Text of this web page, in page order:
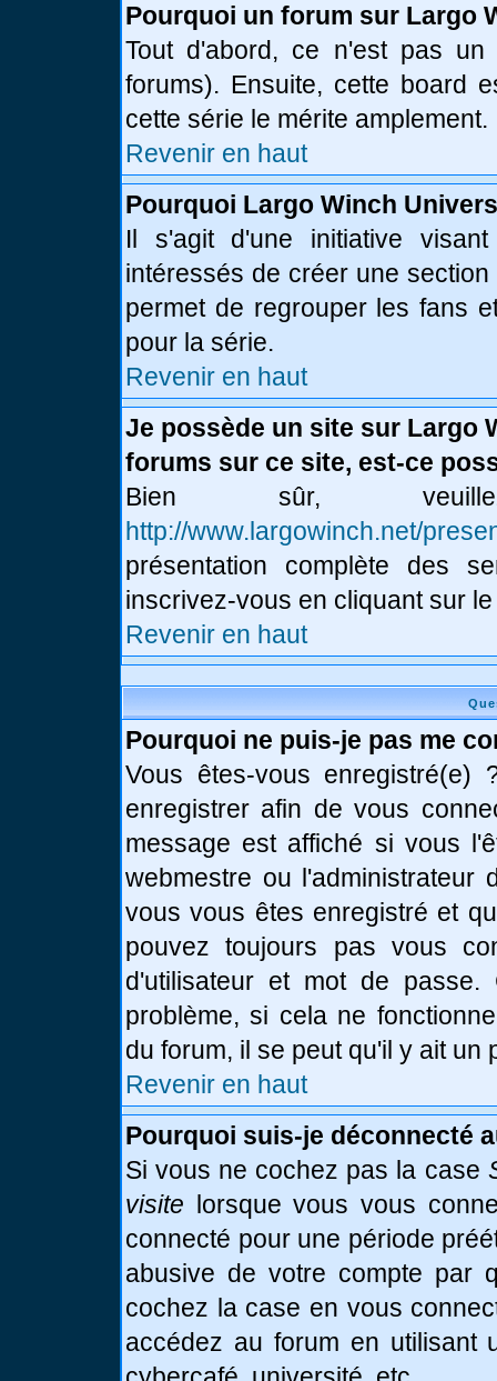
Pourquoi un forum sur Largo
Tout d'abord, ce n'est pas un
forums). Ensuite, cette board
cette série le mérite amplement.
Revenir en haut
Pourquoi Largo Winch
Il s'agit d'une initiative
intéressés de créer une
permet de regrouper les fans
pour la série.
Revenir en haut
Je possède un site sur Largo
forums sur ce site, est-ce
Bien sûr,
http://www.largowinch.net/
présentation complète des
inscrivez-vous en cliquant sur
Revenir en haut
Pourquoi ne puis-je pas me
Vous êtes-vous enregistré(e)
enregistrer afin de vous
message est affiché si vous
webmestre ou l'administrateur
vous vous êtes enregistré et
pouvez toujours pas vous
d'utilisateur et mot de
problème, si cela ne
du forum, il se peut qu'il y ait un
Revenir en haut
Pourquoi suis-je déconnecté
Si vous ne cochez pas la case
visite lorsque vous vous
connecté pour une période
abusive de votre compte par
cochez la case en vous
accédez au forum en utilisant